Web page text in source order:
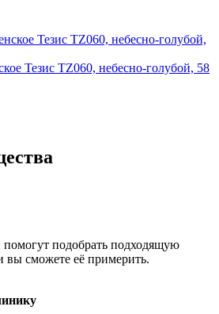
Тезис TZ060, небесно-голубой, 58
подобрать подходящую
вы сможете её примерить.